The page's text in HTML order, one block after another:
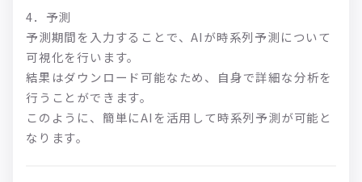
4．予測
予測期間を入力することで、AIが時系列予測について
可視化を行います。
結果はダウンロード可能なため、自身で詳細な分析を
行うことができます。
このように、簡単にAIを活用して時系列予測が可能と
なります。